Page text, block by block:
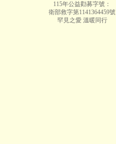
115年公益勸募字號：
衛部救字第1141364459號
罕見之愛 溫暖同行